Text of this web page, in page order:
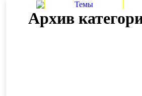
Темы
Архив